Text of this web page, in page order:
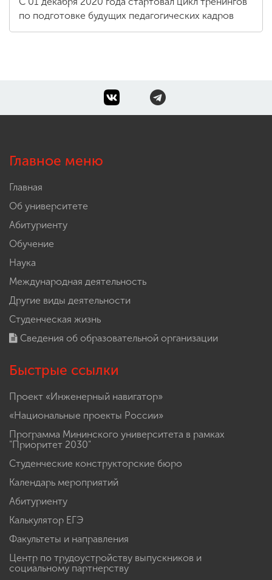
по подготовке будущих педагогических кадров
Главное меню
Главная
Об университете
Абитуриенту
Обучение
Наука
Международная деятельность
Другие виды деятельности
Студенческая жизнь
Сведения об образовательной организации
Быстрые ссылки
Проект «Инженерный навигатор»
«Национальные проекты России»
Программа Мининского университета в рамках
"Приоритет 2030"
Студенческие конструкторские бюро
Календарь мероприятий
Абитуриенту
Калькулятор ЕГЭ
Факультеты и направления
Центр по трудоустройству выпускников и
социальному партнерству